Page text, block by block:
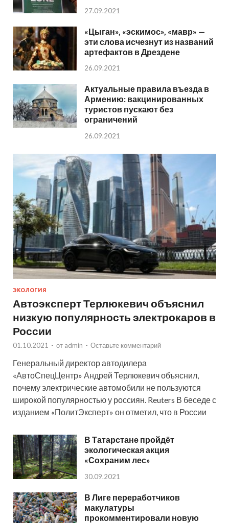
27.09.2021
«Цыган», «эскимос», «мавр» —
эти слова исчезнут из названий
артефактов в Дрездене
26.09.2021
Актуальные правила въезда в
Армению: вакцинированных
туристов пускают без
ограничений
26.09.2021
ЭКОЛОГИЯ
Автоэксперт Терлюкевич объяснил
низкую популярность электрокаров в
России
01.10.2021 - от admin - Оставьте комментарий
Генеральный директор автодилера
«АвтоСпецЦентр» Андрей Терлюкевич объяснил,
почему электрические автомобили не пользуются
широкой популярностью у россиян. Reuters В беседе с
изданием «ПолитЭксперт» он отметил, что в России
В Татарстане пройдёт
экологическая акция
«Сохраним лес»
30.09.2021
В Лиге переработчиков
макулатуры
прокомментировали новую